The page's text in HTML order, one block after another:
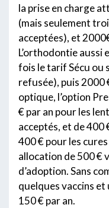
la prise en charge
(mais seulement
acceptées), et
L’orthodontie aussi
fois le tarif Sécu ou
refusée), puis 2000
optique, l’option
€ par an pour les
acceptés, et de
400 € pour les
allocation de 500 €
d’adoption. Sans
quelques vaccins
150 € par an.